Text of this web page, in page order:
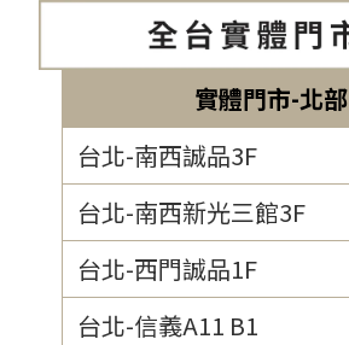
實體門市-北部
台北-南西誠品3F
台北-南西新光三館3F
台北-西門誠品1F
台北-信義A11 B1